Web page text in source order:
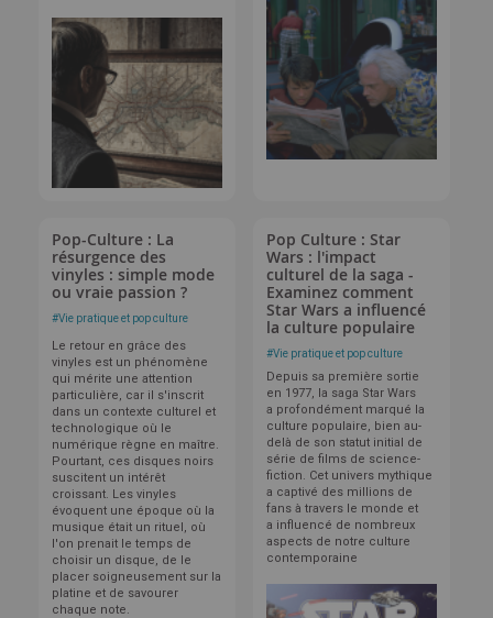
Pop-Culture : La
résurgence des
vinyles : simple mode
ou vraie passion ?
#Vie pratique et pop culture
Le retour en grâce des
vinyles est un phénomène
qui mérite une attention
particulière, car il s'inscrit
dans un contexte culturel et
technologique où le
numérique règne en maître.
Pourtant, ces disques noirs
suscitent un intérêt
croissant. Les vinyles
évoquent une époque où la
musique était un rituel, où
l'on prenait le temps de
choisir un disque, de le
placer soigneusement sur la
platine et de savourer
chaque note.
Pop Culture : Star
Wars : l'impact
culturel de la saga -
Examinez comment
Star Wars a influencé
la culture populaire
#Vie pratique et pop culture
Depuis sa première sortie
en 1977, la saga Star Wars
a profondément marqué la
culture populaire, bien au-
delà de son statut initial de
série de films de science-
fiction. Cet univers mythique
a captivé des millions de
fans à travers le monde et
a influencé de nombreux
aspects de notre culture
contemporaine